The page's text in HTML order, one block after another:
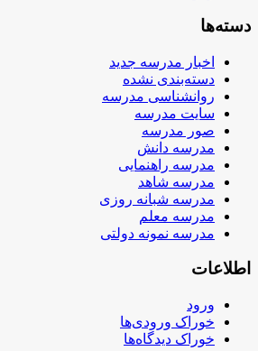
دسته‌ها
اخبار مدرسه جدید
دسته‌بندی نشده
روانشناسی مدرسه
سایت مدرسه
صور مدرسه
مدرسه دانش
مدرسه راهنمایی
مدرسه شاهد
مدرسه شبانه روزی
مدرسه معلم
مدرسه نمونه دولتی
اطلاعات
ورود
خوراک ورودی‌ها
خوراک دیدگاه‌ها